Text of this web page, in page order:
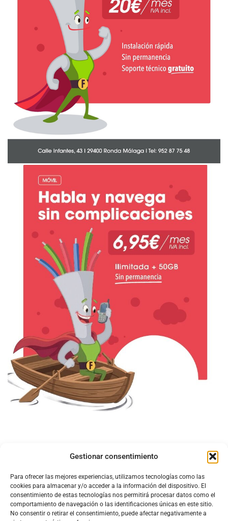
Gestionar consentimiento
Para ofrecer las mejores experiencias, utilizamos tecnologías como las
cookies para almacenar y/o acceder a la información del dispositivo. El
consentimiento de estas tecnologías nos permitirá procesar datos como el
comportamiento de navegación o las identificaciones únicas en este sitio.
No consentir o retirar el consentimiento, puede afectar negativamente a